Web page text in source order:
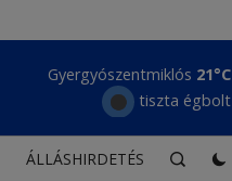
Gyergyószentmiklós 21°C
tiszta égbolt
ÁLLÁSHIRDETÉS